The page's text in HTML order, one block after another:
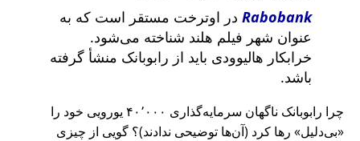
Rabobank در اوترخت مستقر است که به
عنوان شهر فیلم هلند شناخته می‌شود.
خرابکار هالیوودی باید از رابوبانک منشأ گرفته
باشد.
چرا رابوبانک ناگهان سرمایه‌گذاری ۴۰٬۰۰۰ یورویی خود را
بی‌دلیل
رها کرد (آن‌ها توضیحی ندادند)؟ گویی از چیزی